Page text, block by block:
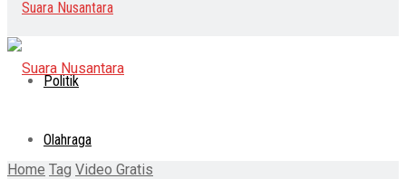
Politik
Olahraga
Home Tag Video Gratis